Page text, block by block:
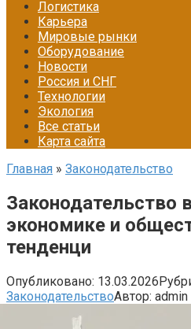
Логистика
Карьера
Мировые рынки
Оборудование
Новости
Россия и СНГ
Технологии
Экология
Все статьи
Карта сайта
Главная » Законодательство
Законодательство
экономике и
тенденци
Опубликовано: 13.03.2026
ЗаконодательствоАвтор: admin